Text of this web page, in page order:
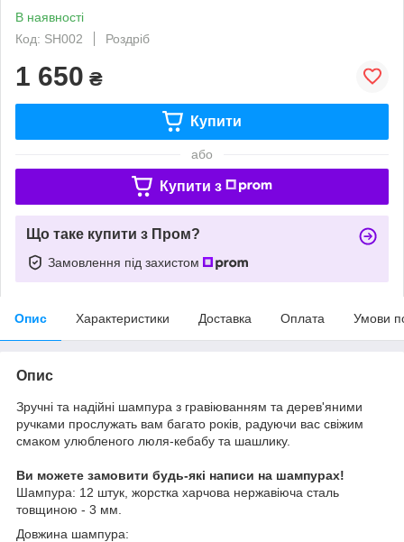
В наявності
Код: SH002
Роздріб
1 650 ₴
Купити
або
Купити з
Що таке купити з Пром?
Замовлення під захистом
Опис Характеристики Доставка Оплата Умови
Опис
Зручні та надійні шампура з гравіюванням та дерев'яними
ручками прослужать вам багато років, радуючи вас свіжим
смаком улюбленого люля-кебабу та шашлику.
Ви можете замовити будь-які написи на шампурах!
Шампура: 12 штук, жорстка харчова нержавіюча сталь
товщиною - 3 мм.
Довжина шампура: